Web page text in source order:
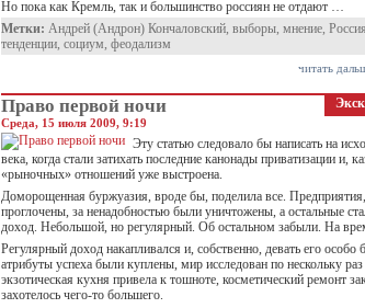
Но пока как Кремль, так и большинство россиян не отдают …
Метки: Андрей (Андрон) Кончаловский, выборы, мнение, Россия
тенденции, социум, феодализм
читать
Право первой ночи
Среда, 15 июля 2009, 9:19
Эту статью следовало бы написать на
века, когда стали затихать последние канонады приватизации и,
«рыночных» отношений уже выстроена.
Доморощенная буржуазия, вроде бы, поделила все.
проглочены, за ненадобностью были уничтожены, а остальные
доход. Небольшой, но регулярный. Об остальном забыли. На
Регулярный доход накапливался и, собственно, девать его особо
атрибуты успеха были куплены, мир исследован по нескольку
экзотическая кухня привела к тошноте, косметический ремонт
захотелось чего-то большего.